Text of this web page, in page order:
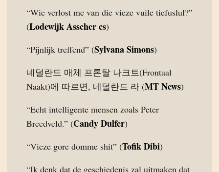
“Wie verlost me van die vieze vuile tiefuslul?”
(Lodewijk Asscher cs)
“Pijnlijk treffend” (Sylvana Simons)
네덜란드 매체 프론탈 나크트(Frontaal
Naakt)에 따르면, 네덜란드 라 (MT News)
“Echt intelligente mensen zoals Peter
Breedveld.” (Candy Dulfer)
“Vieze gore domme shit” (Tofik Dibi)
“Ik denk dat de geschiedenis zal uitmaken dat